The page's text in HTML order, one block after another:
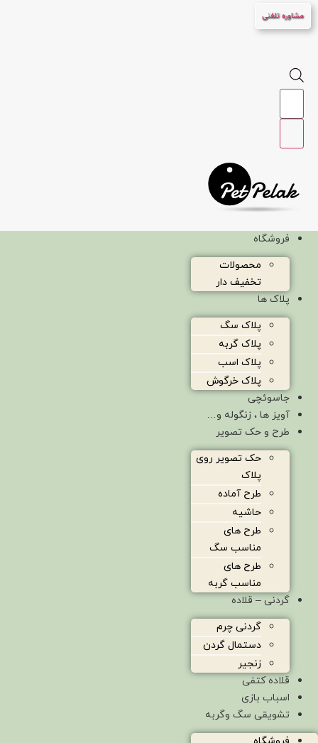
پرش
به
مشاوره تلفنی
Products
فروشگاه
محصولات
تخفیف دار
پلاک ها
پلاک سگ
پلاک گربه
پلاک اسب
پلاک خرگوش
جاسوئچی
آویز ها ، زنگوله و…
طرح و حک تصویر
حک تصویر روی
پلاک
طرح آماده
حاشیه
طرح های
مناسب سگ
طرح های
مناسب گربه
گردنی – قلاده
گردنی چرم
دستمال گردن
زنجیر
قلاده کتفی
اسباب بازی
تشویقی سگ وگربه